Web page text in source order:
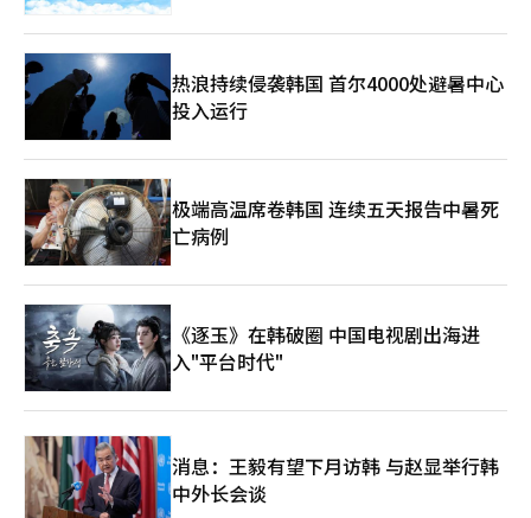
热浪持续侵袭韩国 首尔4000处避暑中心
投入运行
极端高温席卷韩国 连续五天报告中暑死
亡病例
《逐玉》在韩破圈 中国电视剧出海进
入"平台时代"
消息：王毅有望下月访韩 与赵显举行韩
中外长会谈